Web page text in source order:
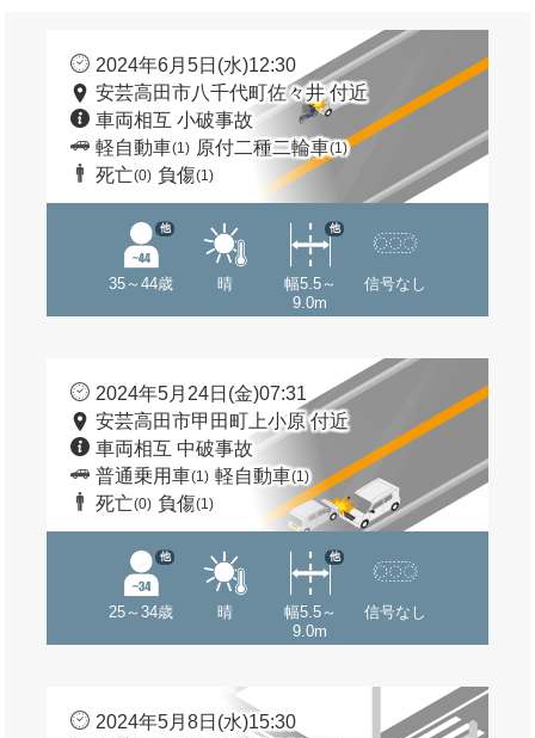
2024年6月5日(水)12:30
安芸高田市八千代町佐々井 付近
車両相互 小破事故
軽自動車(1) 原付二種二輪車(1)
死亡(0) 負傷(1)
35～44歳
他
晴
幅5.5～
9.0m
他
信号なし
2024年5月24日(金)07:31
安芸高田市甲田町上小原 付近
車両相互 中破事故
普通乗用車(1) 軽自動車(1)
死亡(0) 負傷(1)
25～34歳
他
晴
幅5.5～
9.0m
他
信号なし
2024年5月8日(水)15:30